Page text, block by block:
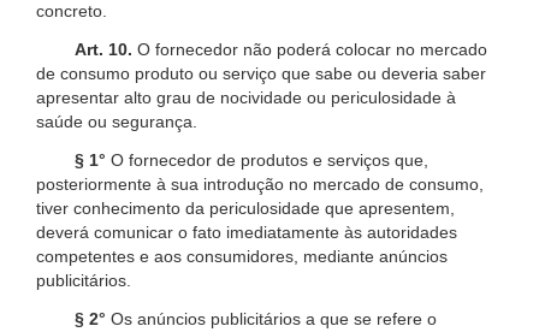
concreto.
Art. 10. O fornecedor não poderá colocar no mercado
de consumo produto ou serviço que sabe ou deveria saber
apresentar alto grau de nocividade ou periculosidade à
saúde ou segurança.
§ 1° O fornecedor de produtos e serviços que,
posteriormente à sua introdução no mercado de consumo,
tiver conhecimento da periculosidade que apresentem,
deverá comunicar o fato imediatamente às autoridades
competentes e aos consumidores, mediante anúncios
publicitários.
§ 2° Os anúncios publicitários a que se refere o